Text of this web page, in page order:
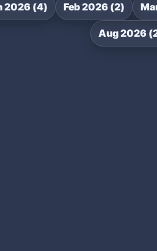
2026 (4) Feb 2026 (2)
Aug 2026